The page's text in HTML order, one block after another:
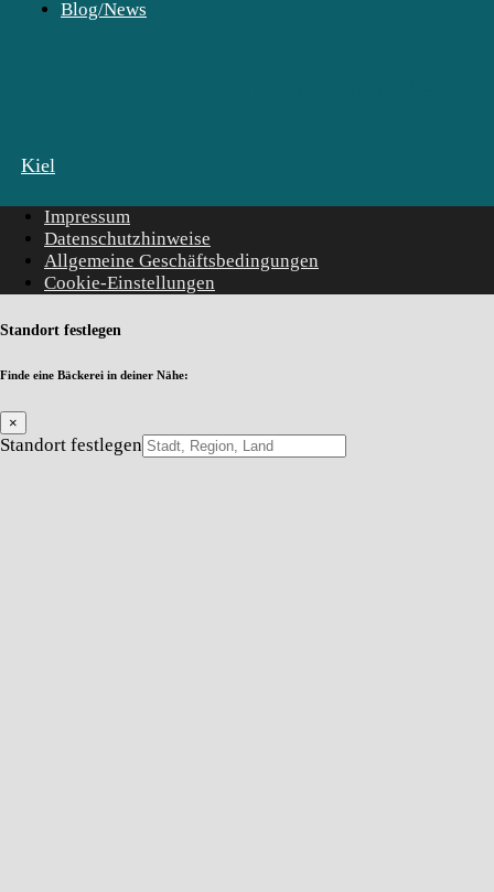
Blog/News
Kiel
Impressum
Datenschutzhinweise
Allgemeine Geschäftsbedingungen
Cookie-Einstellungen
Standort festlegen
Finde eine Bäckerei in deiner Nähe:
×
Standort festlegen